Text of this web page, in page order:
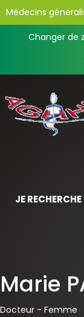
Médecins
Changer de
JE
Marie
Docteur - Femme